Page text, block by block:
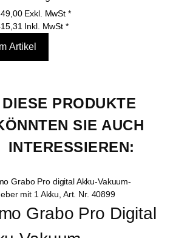
Exkl. MwSt *
Inkl. MwSt *
DIESE PRODUKTE
SIE AUCH
INTERESSIEREN:
Grabo Pro Digital